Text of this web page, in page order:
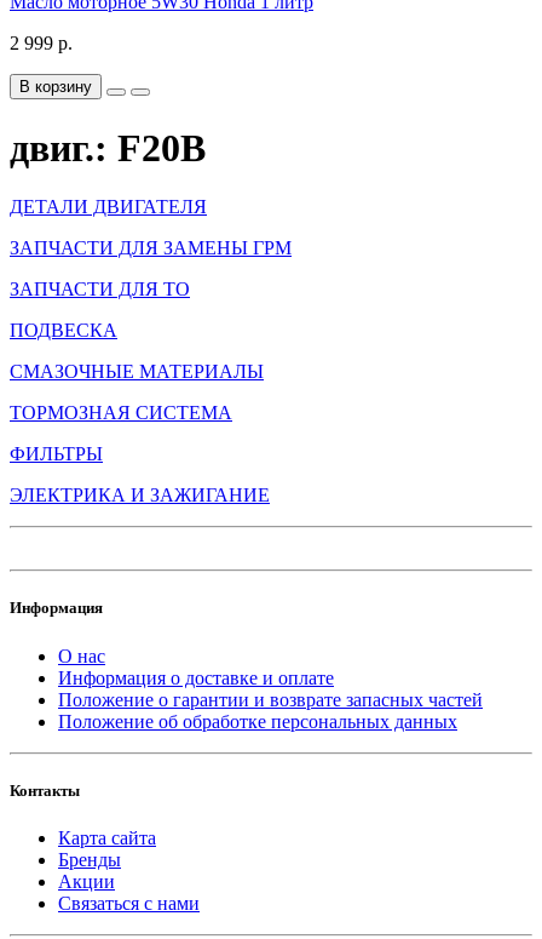
2 999 р.
В корзину
двиг.: F20B
ДЕТАЛИ ДВИГАТЕЛЯ
ЗАПЧАСТИ ДЛЯ ЗАМЕНЫ ГРМ
ЗАПЧАСТИ ДЛЯ ТО
ПОДВЕСКА
СМАЗОЧНЫЕ МАТЕРИАЛЫ
ТОРМОЗНАЯ СИСТЕМА
ФИЛЬТРЫ
ЭЛЕКТРИКА И ЗАЖИГАНИЕ
Информация
О нас
Информация о доставке и оплате
Положение о гарантии и возврате запасных частей
Положение об обработке персональных данных
Контакты
Карта сайта
Бренды
Акции
Связаться с нами